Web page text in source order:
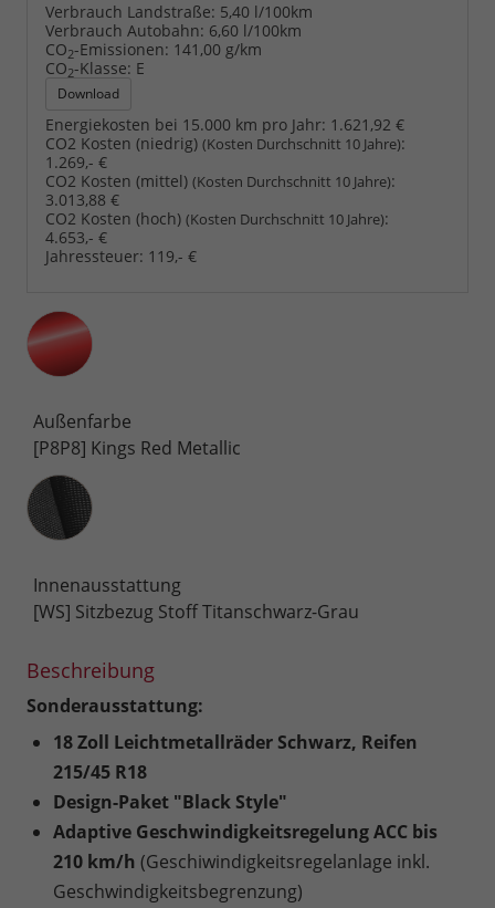
Verbrauch Landstraße: 5,40 l/100km
Verbrauch Autobahn: 6,60 l/100km
CO2-Emissionen: 141,00 g/km
CO2-Klasse: E
Download
Energiekosten bei 15.000 km pro Jahr: 1.621,92 €
CO2 Kosten (niedrig) (Kosten Durchschnitt 10 Jahre):
1.269,- €
CO2 Kosten (mittel) (Kosten Durchschnitt 10 Jahre):
3.013,88 €
CO2 Kosten (hoch) (Kosten Durchschnitt 10 Jahre):
4.653,- €
Jahressteuer: 119,- €
Außenfarbe
[P8P8] Kings Red Metallic
Innenausstattung
Innenausstattung
[WS] Sitzbezug Stoff Titanschwarz-Grau
Beschreibung
Sonderausstattung:
18 Zoll Leichtmetallräder Schwarz, Reifen
215/45 R18
Design-Paket "Black Style"
Adaptive Geschwindigkeitsregelung ACC bis
210 km/h (Geschiwindigkeitsregelanlage inkl.
Geschwindigkeitsbegrenzung)